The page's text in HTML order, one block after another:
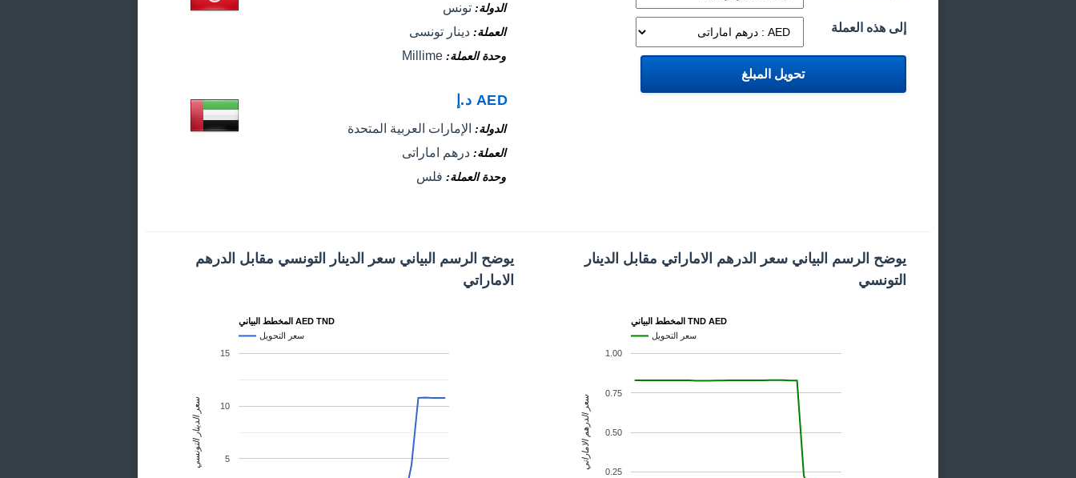
إلى هذه العملة
الدولة تونس
العملة دينار تونسى
وحدة العملة Millime
AED د.إ
الدولة الإمارات العربية المتحدة
العملة درهم اماراتى
وحدة العملة فلس
يوضح الرسم البياني سعر الدرهم الاماراتي مقابل الدينار
التونسي
المخطط البياني TND AED
سعر التحويل
0.25
0.50
0.75
1.00
سعر الدرهم الاماراتي
يوضح الرسم البياني سعر الدينار التونسي مقابل الدرهم
الاماراتي
المخطط البياني AED TND
سعر التحويل
5
10
15
سعر الدينار التونسي